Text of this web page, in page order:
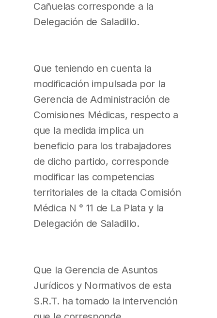
Cañuelas corresponde a la
Delegación de Saladillo.
Que teniendo en cuenta la
modificación impulsada por la
Gerencia de Administración de
Comisiones Médicas, respecto a
que la medida implica un
beneficio para los trabajadores
de dicho partido, corresponde
modificar las competencias
territoriales de la citada Comisión
Médica N ° 11 de La Plata y la
Delegación de Saladillo.
Que la Gerencia de Asuntos
Jurídicos y Normativos de esta
S.R.T. ha tomado la intervención